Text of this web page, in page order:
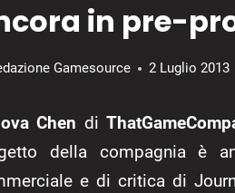
in pre-
Gamesource 2 Luglio 2013
Chen di
della compagnia è
e di critica di